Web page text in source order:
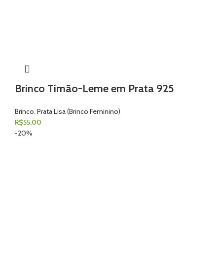
Brinco Timão-Leme em Prata 925
Brinco Prata Lisa (Brinco Feminino)
R$55,00
-20%